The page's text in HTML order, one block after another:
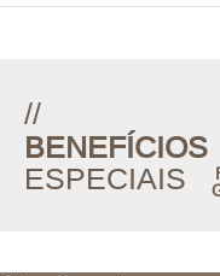
//
BENEFÍCIOS
ESPECIAIS